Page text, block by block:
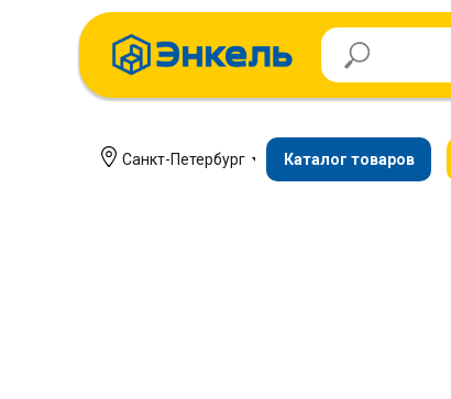
Каталог товаров
Санкт-Петербург